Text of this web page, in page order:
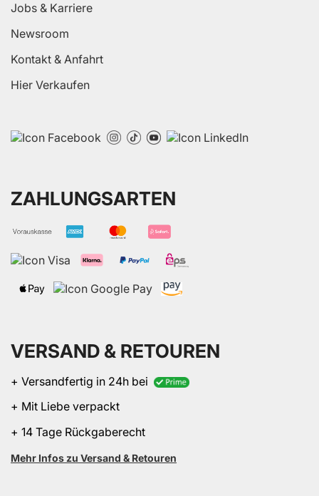
Jobs & Karriere
Newsroom
Kontakt & Anfahrt
Hier Verkaufen
ZAHLUNGSARTEN
VERSAND & RETOUREN
+ Versandfertig in 24h bei
+ Mit Liebe verpackt
+ 14 Tage Rückgaberecht
Mehr Infos zu Versand & Retouren